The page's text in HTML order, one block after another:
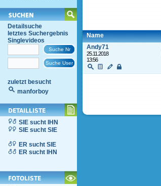
Detailsuche
letztes Suchergebnis
Singlevideos
zuletzt besucht
manforboy
SIE sucht IHN
SIE sucht SIE
ER sucht SIE
ER sucht IHN
Name
Andy71
25.11.2018
13:56